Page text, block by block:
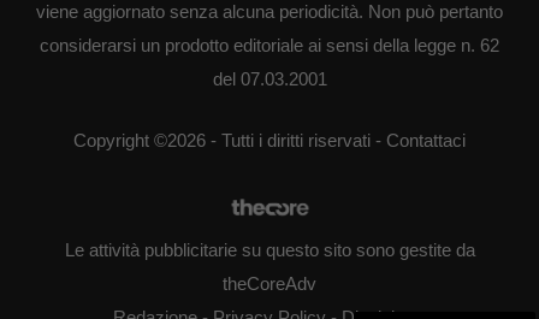
viene aggiornato senza alcuna periodicità. Non può pertanto
considerarsi un prodotto editoriale ai sensi della legge n. 62
del 07.03.2001
Copyright ©2026 - Tutti i diritti riservati - Contattaci
Le attività pubblicitarie su questo sito sono gestite da
theCoreAdv